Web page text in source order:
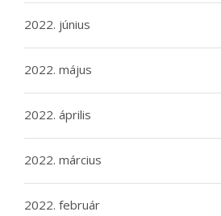
2022. június
2022. május
2022. április
2022. március
2022. február